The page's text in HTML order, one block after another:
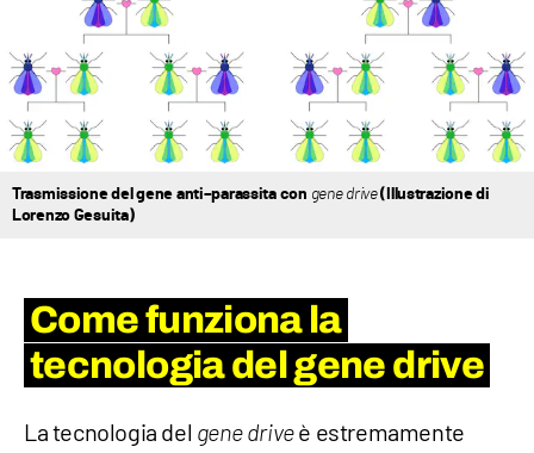
Trasmissione del gene anti–parassita con gene drive(Illustrazione di
Lorenzo Gesuita)
Come funziona la
tecnologia del gene drive
La tecnologia del gene driveè estremamente